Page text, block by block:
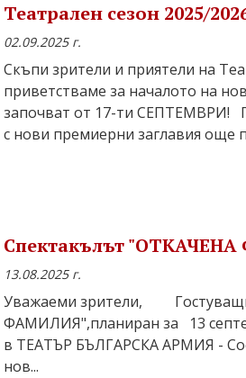
Театрален сезон 2025/
02.09.2025 г.
Скъпи зрители и приятели на
приветстваме за началото на
започват от 17-ти СЕПТЕМВРИ!
с нови премиерни заглавия още
Спектакълът
13.08.2025 г.
Уважаеми зрители,
ФАМИЛИЯ",планиран за 13
в ТЕАТЪР БЪЛГАРСКА АРМИЯ -
нов...